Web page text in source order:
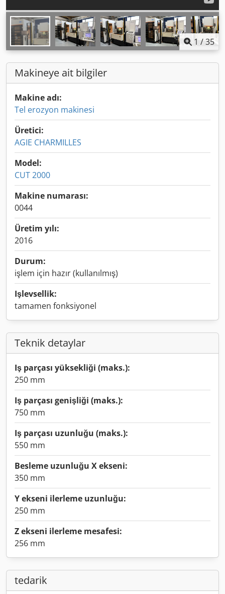
1 /35
Makineye ait bilgiler
Makine adı:
Tel erozyon makinesi
Üretici:
AGIE CHARMILLES
Model:
CUT 2000
Makine numarası:
0044
Üretim yılı:
2016
Durum:
işlem için hazır (kullanılmış)
Işlevsellik:
tamamen fonksiyonel
Teknik detaylar
Iş parçası yüksekliği (maks.):
250 mm
Iş parçası genişliği (maks.):
750 mm
Iş parçası uzunluğu (maks.):
550 mm
Besleme uzunluğu X ekseni:
350 mm
Y ekseni ilerleme uzunluğu:
250 mm
Z ekseni ilerleme mesafesi:
256 mm
tedarik